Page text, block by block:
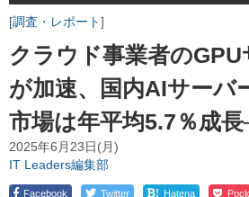
調査・レポート
クラウド事業者の
が加速、国内AIサーバ
市場は年平均5.7％成
2025年6月23日(月)
IT Leaders編集部
Facebook Twitter ! Hatena